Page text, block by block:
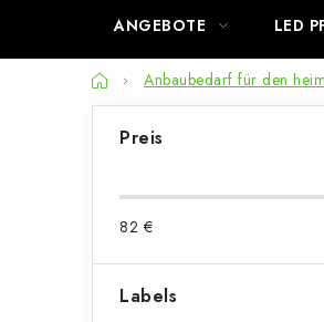
ANGEBOTE LED
StartseiteAnbaubedarf für den
t
Preis
82 €
Labels